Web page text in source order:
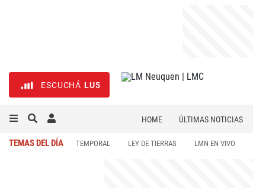
ESCUCHÁ LU5
HOME ÚLTIMAS NOTICIAS
TEMAS DEL DÍA TEMPORAL LEY DE TIERRAS LMN EN VIVO